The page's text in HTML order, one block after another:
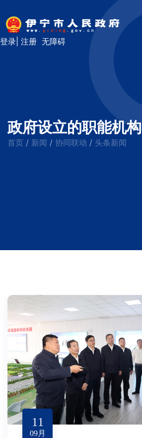
无障碍
登录 注册
政府设立的职能机构
首页 / 新闻 / 协同联动 / 头条新闻
11
09月